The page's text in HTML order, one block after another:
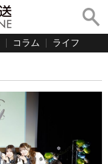
コラム ライフ